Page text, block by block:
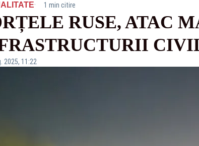
· 1 min citire
RUSE, ATAC
2025, 11:22